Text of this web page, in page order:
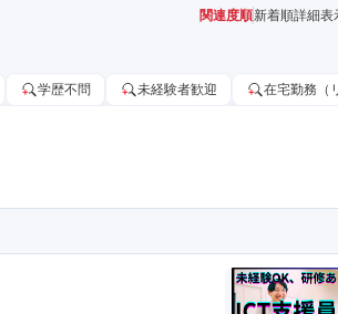
関連度順新着順詳細表
学歴不問 未経験者歓迎 在宅勤務（